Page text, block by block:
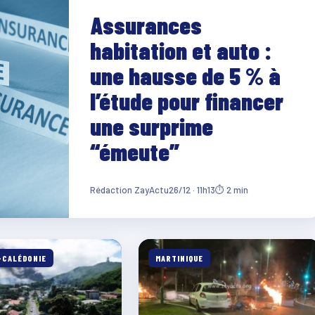
Assurances
habitation et auto :
une hausse de 5 % à
l’étude pour financer
une surprime
“émeute”
Rédaction ZayActu26/12 · 11h13⏱ 2 min
MARTINIQUE